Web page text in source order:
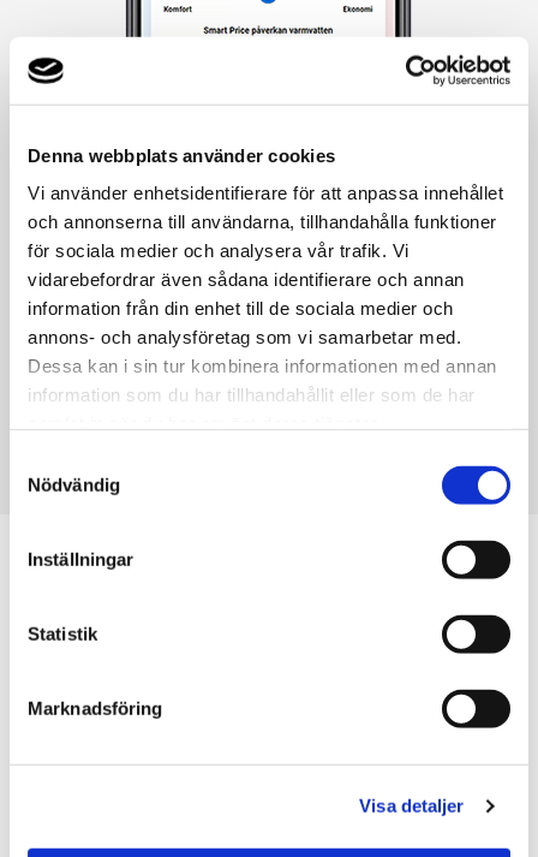
Denna webbplats använder cookies
Vi använder enhetsidentifierare för att anpassa innehållet
och annonserna till användarna, tillhandahålla funktioner
för sociala medier och analysera vår trafik. Vi
vidarebefordrar även sådana identifierare och annan
information från din enhet till de sociala medier och
annons- och analysföretag som vi samarbetar med.
Dessa kan i sin tur kombinera informationen med annan
information som du har tillhandahållit eller som de har
Nödvändig
Inställningar
Statistik
Marknadsföring
Visa detaljer
Smart Price
Sänk din elkostnad med smart styrning
Styr värmepumpen efter det rådande spotpriset på el.